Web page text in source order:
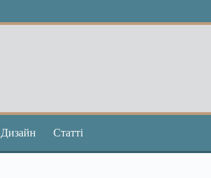
Дизайн Статті